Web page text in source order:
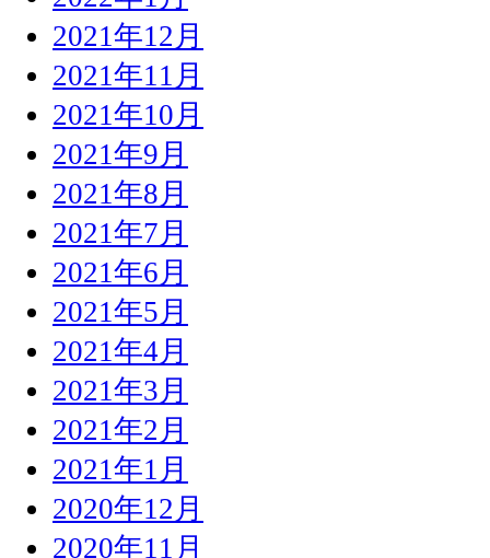
2021年12月
2021年11月
2021年10月
2021年9月
2021年8月
2021年7月
2021年6月
2021年5月
2021年4月
2021年3月
2021年2月
2021年1月
2020年12月
2020年11月